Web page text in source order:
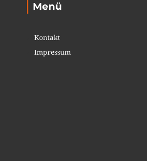
Menü
Kontakt
Impressum